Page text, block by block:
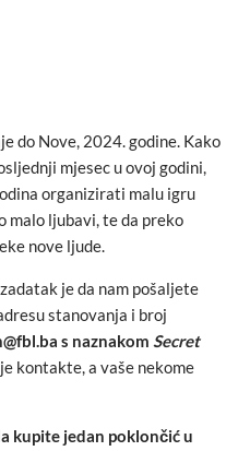
do Nove, 2024. godine. Kako
mjesec u ovoj godini,
organizirati malu igru
malo ljubavi, te da preko
nove ljude.
je da nam pošaljete
stanovanja i broj
s naznakom Secret
kontakte, a vaše nekome
kupite jedan poklončić u